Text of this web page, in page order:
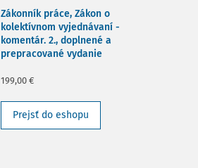
Zákonník práce, Zákon o
kolektívnom vyjednávaní -
komentár. 2., doplnené a
prepracované vydanie
199,00 €
Prejsť do eshopu